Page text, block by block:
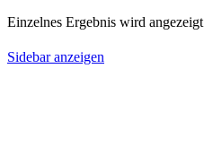
Einzelnes Ergebnis wird angezeigt
Sidebar anzeigen